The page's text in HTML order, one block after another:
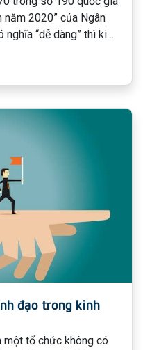
năm 2020” của Ngân
“dễ dàng” thì kinh
đạo trong kinh
một tổ chức không có